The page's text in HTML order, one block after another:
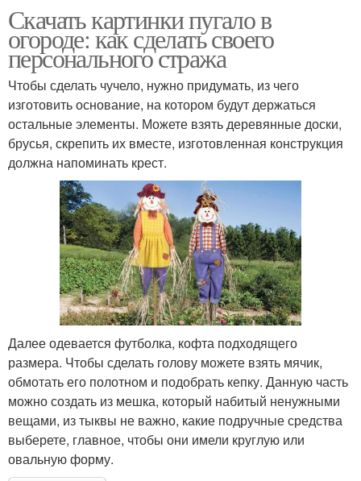
Скачать картинки пугало в
огороде: как сделать своего
персонального стража
Чтобы сделать чучело, нужно придумать, из чего
изготовить основание, на котором будут держаться
остальные элементы. Можете взять деревянные доски,
брусья, скрепить их вместе, изготовленная конструкция
должна напоминать крест.
Далее одевается футболка, кофта подходящего
размера. Чтобы сделать голову можете взять мячик,
обмотать его полотном и подобрать кепку. Данную часть
можно создать из мешка, который набитый ненужными
вещами, из тыквы не важно, какие подручные средства
выберете, главное, чтобы они имели круглую или
овальную форму.